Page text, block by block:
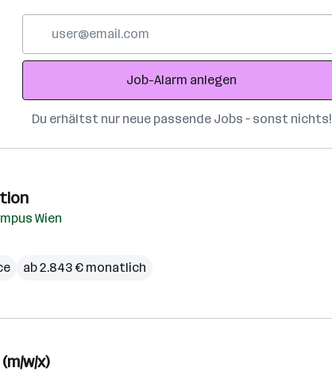
Adresse
Job-Alarm anlegen
Du erhältst nur neue passende Jobs – sonst nichts!
Wien
ab 2.843 € monatlich
w/x)